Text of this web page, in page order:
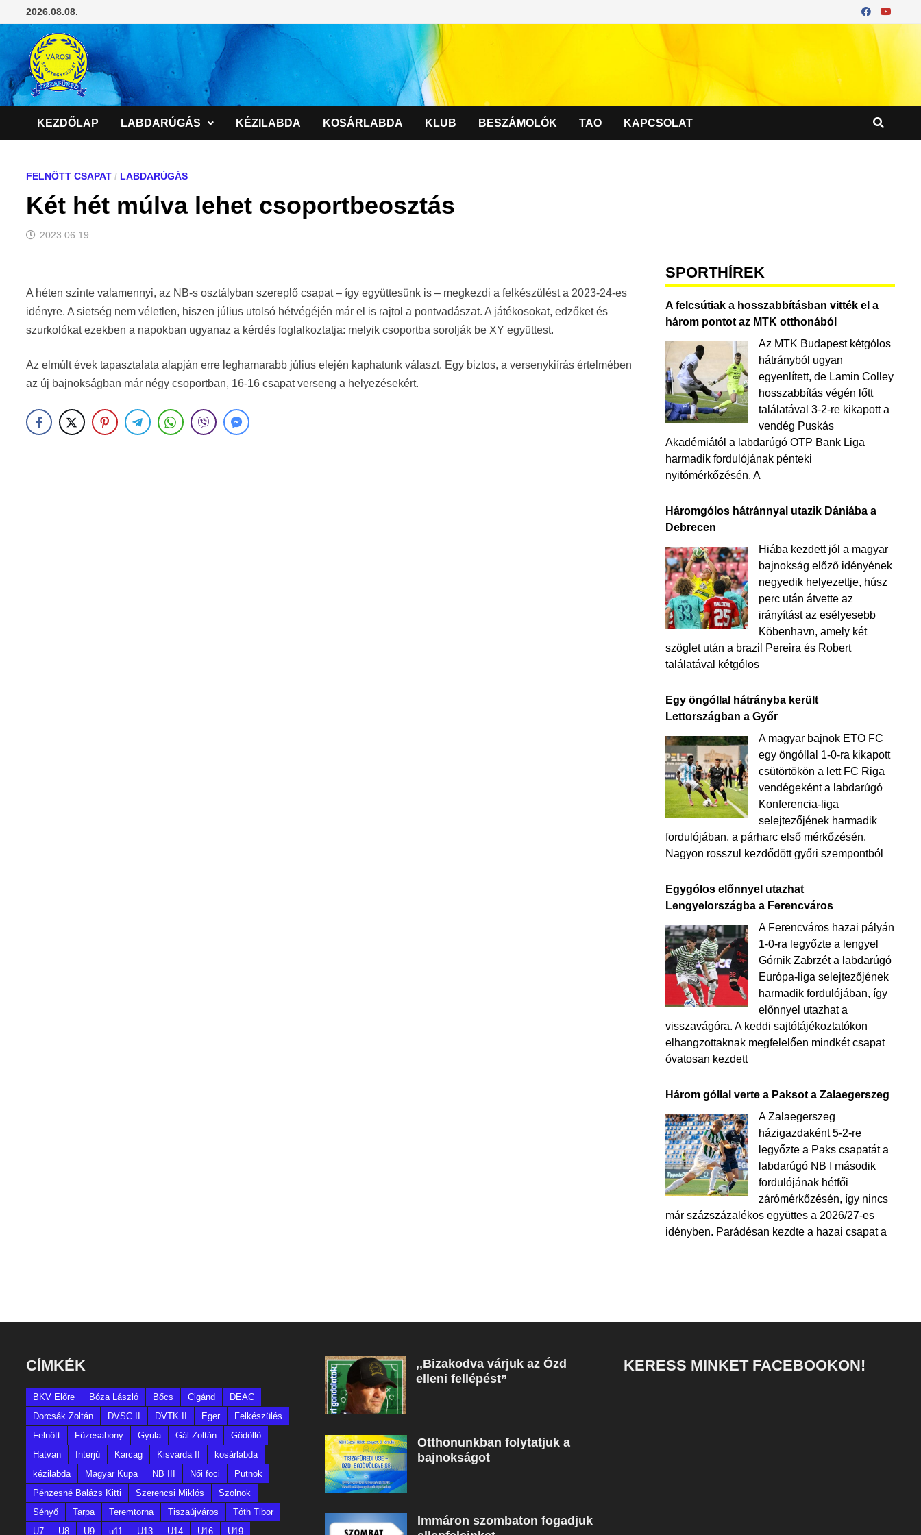
to
2026.08.08.
KEZDŐLAP LABDARÚGÁS KÉZILABDA KOSÁRLABDA KLUB BESZÁMOLÓK TAO KAPCSOLAT
FELNŐTT CSAPAT / LABDARÚGÁS
Két hét múlva lehet csoportbeosztás
2023.06.19.
A héten szinte valamennyi, az NB-s osztályban szereplő csapat – így együttesünk is – megkezdi a felkészülést a 2023-24-es
idényre. A sietség nem véletlen, hiszen július utolsó hétvégéjén már el is rajtol a pontvadászat. A játékosokat, edzőket és
szurkolókat ezekben a napokban ugyanaz a kérdés foglalkoztatja: melyik csoportba sorolják be XY együttest.
Az elmúlt évek tapasztalata alapján erre leghamarabb július elején kaphatunk választ. Egy biztos, a versenykiírás értelmében
az új bajnokságban már négy csoportban, 16-16 csapat verseng a helyezésekért.
SPORTHÍREK
A felcsútiak a hosszabbításban vitték el a
három pontot az MTK otthonából
Az MTK Budapest kétgólos
hátrányból ugyan
egyenlített, de Lamin Colley
hosszabbítás végén lőtt
találatával 3-2-re kikapott a
vendég Puskás
Akadémiától a labdarúgó OTP Bank Liga
harmadik fordulójának pénteki
nyitómérkőzésén. A
Háromgólos hátránnyal utazik Dániába a
Debrecen
Hiába kezdett jól a magyar
bajnokság előző idényének
negyedik helyezettje, húsz
perc után átvette az
irányítást az esélyesebb
Köbenhavn, amely két
szöglet után a brazil Pereira és Robert
találatával kétgólos
Egy öngóllal hátrányba került
Lettországban a Győr
A magyar bajnok ETO FC
egy öngóllal 1-0-ra kikapott
csütörtökön a lett FC Riga
vendégeként a labdarúgó
Konferencia-liga
selejtezőjének harmadik
fordulójában, a párharc első mérkőzésén.
Nagyon rosszul kezdődött győri szempontból
Egygólos előnnyel utazhat
Lengyelországba a Ferencváros
A Ferencváros hazai pályán
1-0-ra legyőzte a lengyel
Górnik Zabrzét a labdarúgó
Európa-liga selejtezőjének
harmadik fordulójában, így
előnnyel utazhat a
visszavágóra. A keddi sajtótájékoztatókon
elhangzottaknak megfelelően mindkét csapat
óvatosan kezdett
Három góllal verte a Paksot a Zalaegerszeg
A Zalaegerszeg
házigazdaként 5-2-re
legyőzte a Paks csapatát a
labdarúgó NB I második
fordulójának hétfői
zárómérkőzésén, így nincs
már százszázalékos együttes a 2026/27-es
idényben. Parádésan kezdte a hazai csapat a
CÍMKÉK
BKV Előre Bóza László Bőcs Cigánd
DEAC
Dorcsák Zoltán
DVSC II DVTK II Eger
Felkészülés
Felnőtt
Füzesabony Gyula Gál Zoltán
Gödöllő
Hatvan
Interjú Karcag Kisvárda II
kosárlabda
kézilabda
Magyar Kupa NB III Női foci
Putnok
Pénzesné Balázs Kitti
Szerencsi Miklós
Szolnok
Sényő
Tarpa Teremtorna Tiszaújváros
Tóth Tibor
U7
U8 U9 u11 U13 U14 U16 U19
,,Bizakodva várjuk az Ózd
elleni fellépést”
Otthonunkban folytatjuk a
bajnokságot
Immáron szombaton fogadjuk
KERESS MINKET FACEBOOKON!